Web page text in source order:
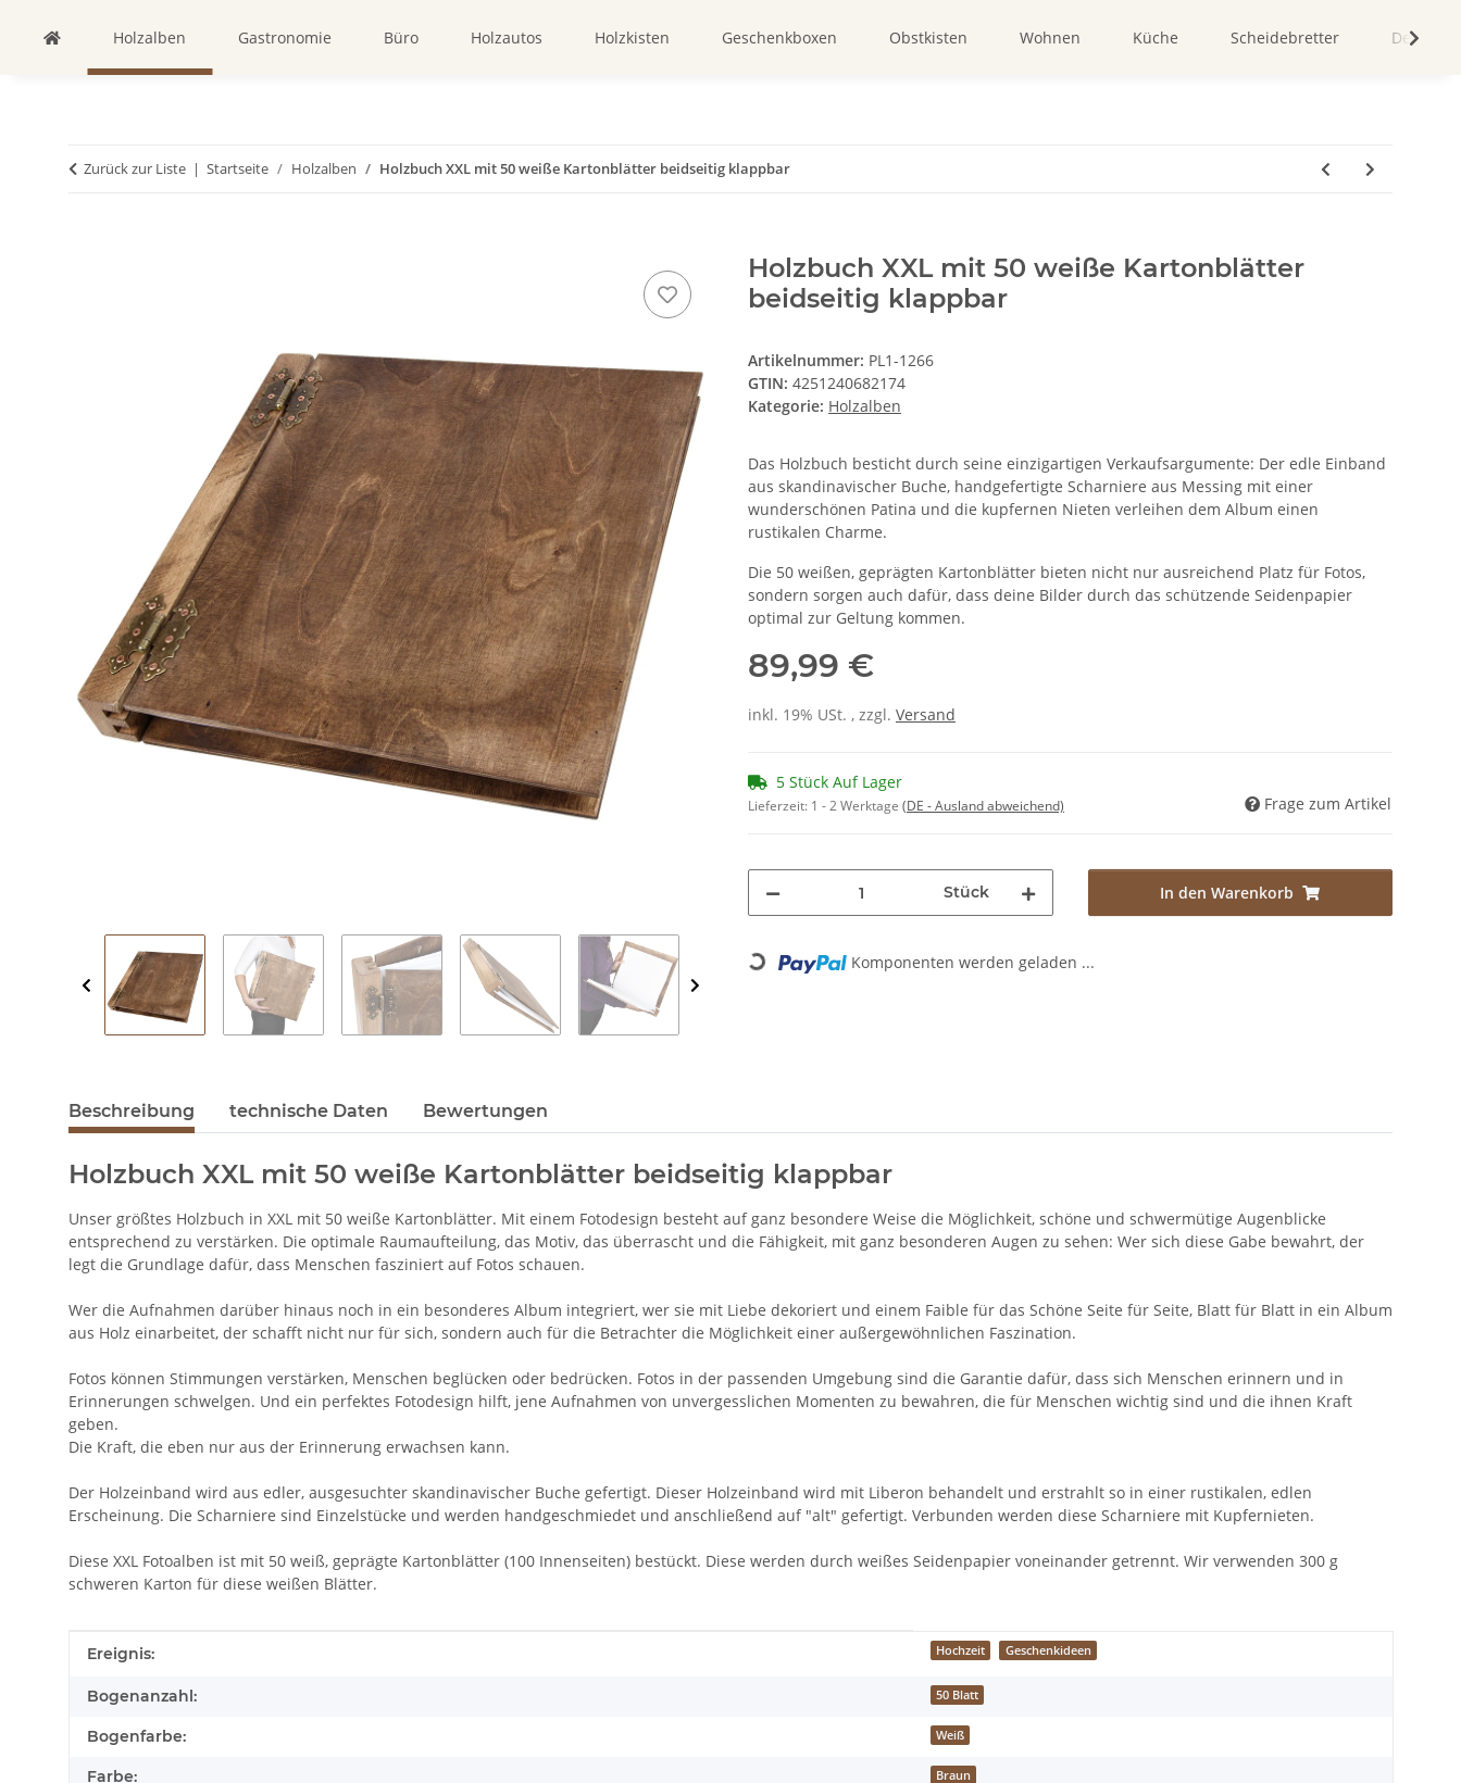
Holzalben Gastronomie Büro Holzautos Holzkisten Geschenkboxen Obstkisten Wohnen Küche Scheidebretter
Zurück zur Liste Startseite Holzalben Holzbuch XXL mit 50 weiße Kartonblätter beidseitig klappbar
Holzbuch XXL mit 50 weiße Kartonblätter
beidseitig klappbar
Artikelnummer: PL1-1266
GTIN: 4251240682174
Kategorie: Holzalben
Das Holzbuch besticht durch seine einzigartigen Verkaufsargumente: Der edle Einband
aus skandinavischer Buche, handgefertigte Scharniere aus Messing mit einer
wunderschönen Patina und die kupfernen Nieten verleihen dem Album einen
rustikalen Charme.
Die 50 weißen, geprägten Kartonblätter bieten nicht nur ausreichend Platz für Fotos,
sondern sorgen auch dafür, dass deine Bilder durch das schützende Seidenpapier
optimal zur Geltung kommen.
89,99 €
inkl. 19% USt. , zzgl. Versand
5 Stück Auf Lager
Lieferzeit: 1 - 2 Werktage (DE - Ausland abweichend) Frage zum Artikel
Stück In den Warenkorb
Loading... Komponenten werden geladen ...
Beschreibung technische Daten Bewertungen
Holzbuch XXL mit 50 weiße Kartonblätter beidseitig klappbar
Unser größtes Holzbuch in XXL mit 50 weiße Kartonblätter. Mit einem Fotodesign besteht auf ganz besondere Weise die Möglichkeit, schöne und schwermütige Augenblicke
entsprechend zu verstärken. Die optimale Raumaufteilung, das Motiv, das überrascht und die Fähigkeit, mit ganz besonderen Augen zu sehen: Wer sich diese Gabe bewahrt, der
legt die Grundlage dafür, dass Menschen fasziniert auf Fotos schauen.
Wer die Aufnahmen darüber hinaus noch in ein besonderes Album integriert, wer sie mit Liebe dekoriert und einem Faible für das Schöne Seite für Seite, Blatt für Blatt in ein Album
aus Holz einarbeitet, der schafft nicht nur für sich, sondern auch für die Betrachter die Möglichkeit einer außergewöhnlichen Faszination.
Fotos können Stimmungen verstärken, Menschen beglücken oder bedrücken. Fotos in der passenden Umgebung sind die Garantie dafür, dass sich Menschen erinnern und in
Erinnerungen schwelgen. Und ein perfektes Fotodesign hilft, jene Aufnahmen von unvergesslichen Momenten zu bewahren, die für Menschen wichtig sind und die ihnen Kraft
geben.
Die Kraft, die eben nur aus der Erinnerung erwachsen kann.
Der Holzeinband wird aus edler, ausgesuchter skandinavischer Buche gefertigt. Dieser Holzeinband wird mit Liberon behandelt und erstrahlt so in einer rustikalen, edlen
Erscheinung. Die Scharniere sind Einzelstücke und werden handgeschmiedet und anschließend auf "alt" gefertigt. Verbunden werden diese Scharniere mit Kupfernieten.
Diese XXL Fotoalben ist mit 50 weiß, geprägte Kartonblätter (100 Innenseiten) bestückt. Diese werden durch weißes Seidenpapier voneinander getrennt. Wir verwenden 300 g
schweren Karton für diese weißen Blätter.
Produkteigenschaft
Wert
Ereignis: Hochzeit Geschenkideen
Bogenanzahl: 50 Blatt
Bogenfarbe: Weiß
Farbe: Braun